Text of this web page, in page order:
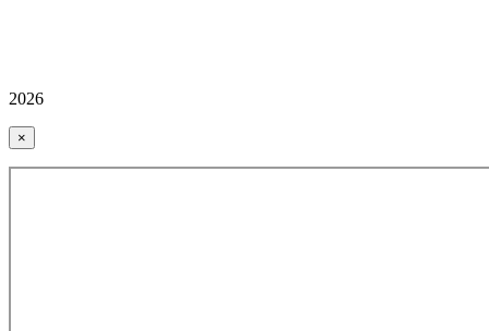
2026
×